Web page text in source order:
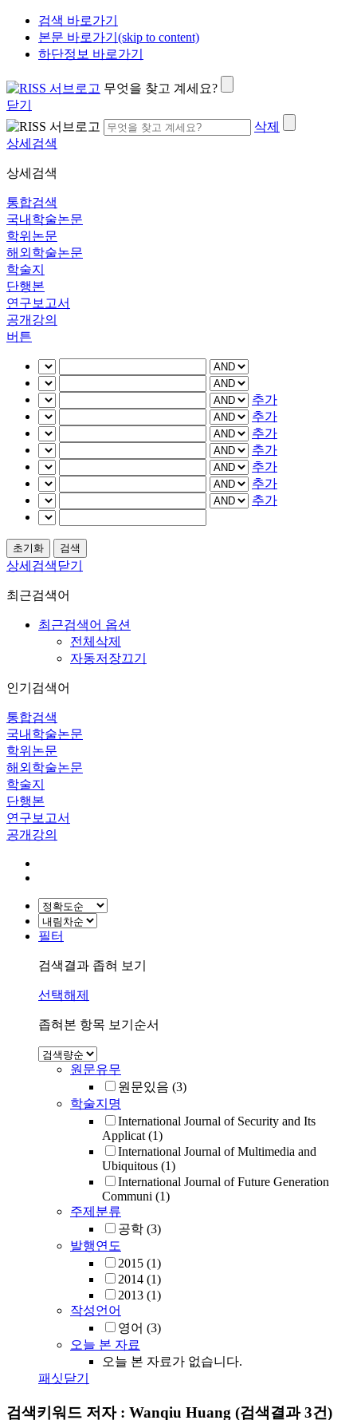
검색 바로가기
본문 바로가기(skip to content)
하단정보 바로가기
무엇을 찾고 계세요?
닫기
삭제
상세검색
상세검색
통합검색
국내학술논문
학위논문
해외학술논문
학술지
단행본
연구보고서
공개강의
버튼
추가
추가
추가
추가
추가
추가
추가
상세검색닫기
최근검색어
최근검색어 옵션
전체삭제
자동저장끄기
인기검색어
통합검색
국내학술논문
학위논문
해외학술논문
학술지
단행본
연구보고서
공개강의
필터
검색결과 좁혀 보기
선택해제
좁혀본 항목 보기순서
원문유무
원문있음 (3)
학술지명
International Journal of Security and Its
Applicat (1)
International Journal of Multimedia and
Ubiquitous (1)
International Journal of Future Generation
Communi (1)
주제분류
공학 (3)
발행연도
2015 (1)
2014 (1)
2013 (1)
작성언어
영어 (3)
오늘 본 자료
오늘 본 자료가 없습니다.
패싯닫기
검색키워드 저자 : Wanqiu Huang (검색결과 3건)